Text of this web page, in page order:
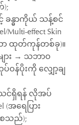
);
န္ဓာကိုယ် သန့်စင်
Multi-effect Skin
သော ထုတ်ကုန်တစ်ခု)။
ျား → သဘာဝ
ဝန်ပိုးကို လျှော့ချ
သင်ရှိရန် လိုအပ်
(အရေပြား
ေသည်);